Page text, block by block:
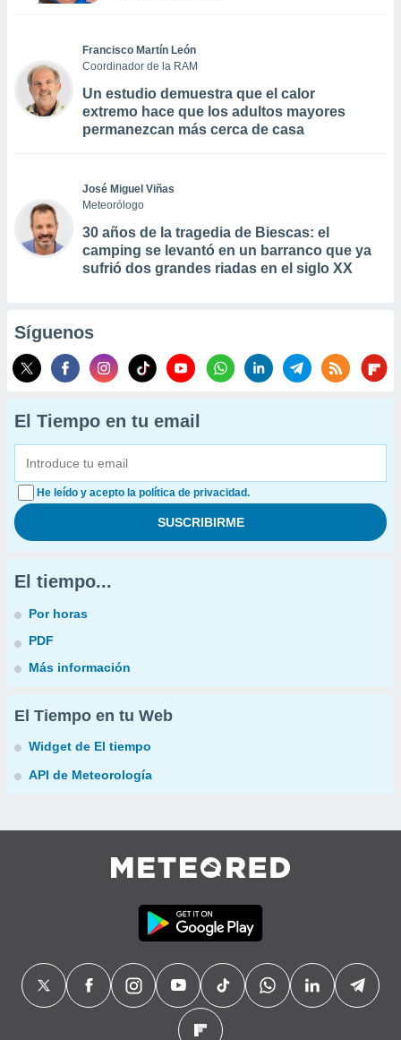
Francisco Martín León
Coordinador de la RAM
Un estudio demuestra que el calor
extremo hace que los adultos mayores
permanezcan más cerca de casa
José Miguel Viñas
Meteorólogo
30 años de la tragedia de Biescas: el
camping se levantó en un barranco que ya
sufrió dos grandes riadas en el siglo XX
Síguenos
El Tiempo en tu email
He leído y acepto la política de privacidad.
El tiempo...
Por horas
PDF
Más información
El Tiempo en tu Web
Widget de El tiempo
API de Meteorología